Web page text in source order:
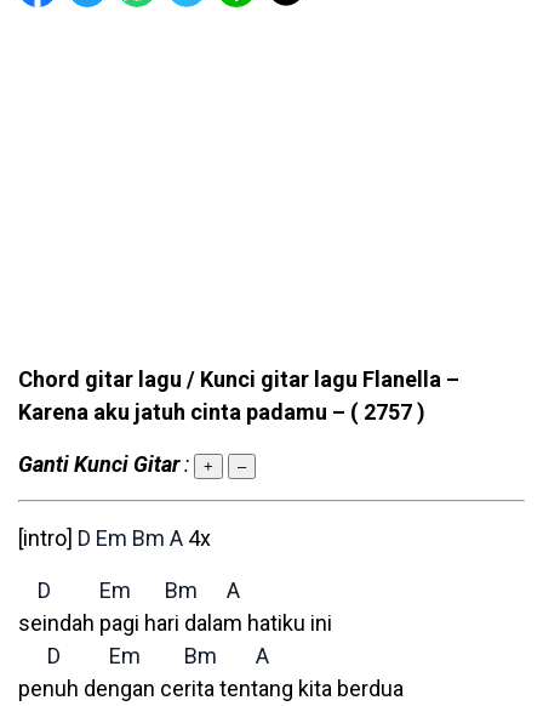
Chord gitar lagu / Kunci gitar lagu Flanella –
Karena aku jatuh cinta padamu – ( 2757 )
Ganti Kunci Gitar: + –
[intro] D Em Bm A 4x
D Em Bm
A
seindah pagi hari dalam hatiku ini
D
Em Bm
A
penuh dengan cerita tentang kita berdua